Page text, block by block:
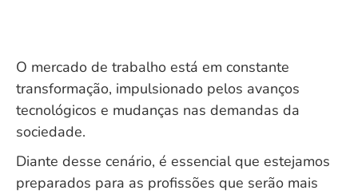
O mercado de trabalho está em constante
transformação, impulsionado pelos avanços
tecnológicos e mudanças nas demandas da
sociedade.
Diante desse cenário, é essencial que estejamos
preparados para as profissões que serão mais